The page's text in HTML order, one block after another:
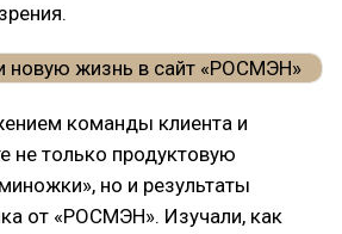
команды клиента и
не только продуктовую
но и результаты
от «РОСМЭН». Изучали, как